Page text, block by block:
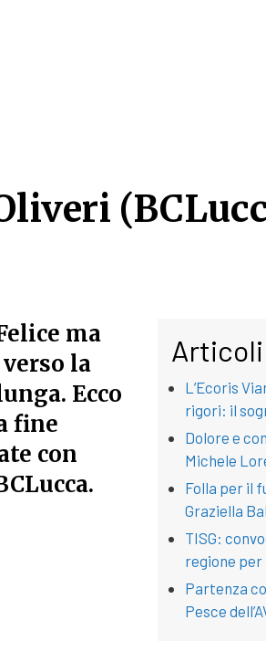
ma
la
Ecco
fine
con
L’Ecoris
rigori: il
Dolore e
Michele
Folla per il
Graziella
TISG:
regione per
Partenza
Pesce